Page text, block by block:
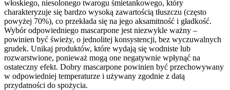
włoskiego, niesolonego twarogu śmietankowego, który
charakteryzuje się bardzo wysoką zawartością tłuszczu (często
powyżej 70%), co przekłada się na jego aksamitność i gładkość.
Wybór odpowiedniego mascarpone jest niezwykle ważny –
powinien być świeży, o jednolitej konsystencji, bez wyczuwalnych
grudek. Unikaj produktów, które wydają się wodniste lub
rozwarstwione, ponieważ mogą one negatywnie wpłynąć na
ostateczny efekt. Dobry mascarpone powinien być przechowywany
w odpowiedniej temperaturze i używany zgodnie z datą
przydatności do spożycia.